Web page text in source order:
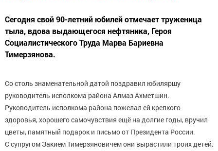
Сегодня свой 90-летний юбилей отмечает труженица
тыла, вдова выдающегося нефтяника, Героя
Социалистического Труда Марва Бариевна
Тимерзянова.
Со столь знаменательной датой поздравил юбиляршу
руководитель исполкома района Алмаз Ахметшин.
Руководитель исполкома района пожелал ей крепкого
здоровья, хорошего самочувствия ещё на долгие годы, вручил
цветы, памятный подарок и письмо от Президента России.
С супругом Закием Тимерзяновичем они вырастили троих детей,